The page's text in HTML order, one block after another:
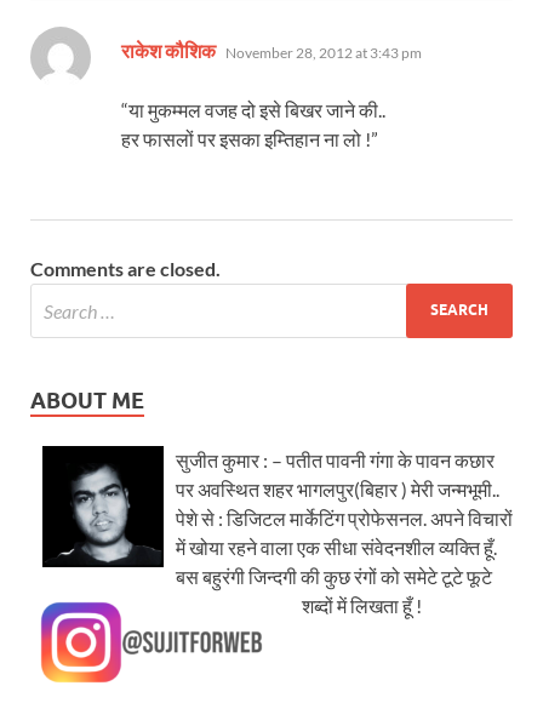
राकेश कौशिक says:
November 28, 2012 at 3:43 pm
“या मुकम्मल वजह दो इसे बिखर जाने की..
हर फासलों पर इसका इम्तिहान ना लो !”
Comments are closed.
ABOUT ME
सुजीत कुमार : – पतीत पावनी गंगा के पावन कछार
पर अवस्थित शहर भागलपुर(बिहार ) मेरी जन्मभूमी..
पेशे से : डिजिटल मार्केटिंग प्रोफेसनल. अपने विचारों
में खोया रहने वाला एक सीधा संवेदनशील व्यक्ति हूँ.
बस बहुरंगी जिन्दगी की कुछ रंगों को समेटे टूटे फूटे
शब्दों में लिखता हूँ !